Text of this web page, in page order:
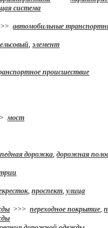
система
автомобильные
,элемент
происшествие
мост
дорожка,дорожная
,проспект,улица
>>>переходное покрытие,